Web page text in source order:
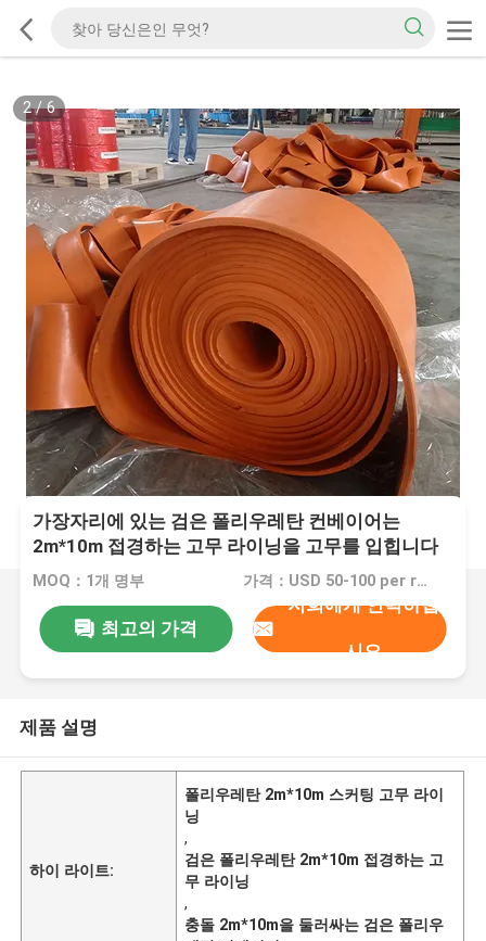
2/6
가장자리에 있는 검은 폴리우레탄 컨베이어는
2m*10m 접경하는 고무 라이닝을 고무를 입힙니다
MOQ：1개 명부 가격：USD 50-100 per roll
최고의 가격
저희에게 연락하십
시오
제품 설명
하이 라이트:
폴리우레탄 2m*10m 스커팅 고무 라이
닝
,
검은 폴리우레탄 2m*10m 접경하는 고
무 라이닝
,
충돌 2m*10m을 둘러싸는 검은 폴리우